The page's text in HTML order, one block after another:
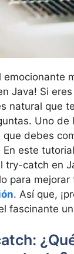
emocionante
Java! Si
natural que
Uno de
debes
este
try-catch en
para mejorar
. Así que,
fascinante